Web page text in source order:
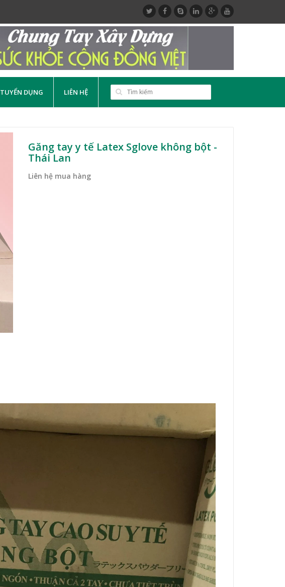
TUYỂN DỤNG LIÊN HỆ
Găng tay y tế Latex Sglove không bột -
Thái Lan
Liên hệ mua hàng